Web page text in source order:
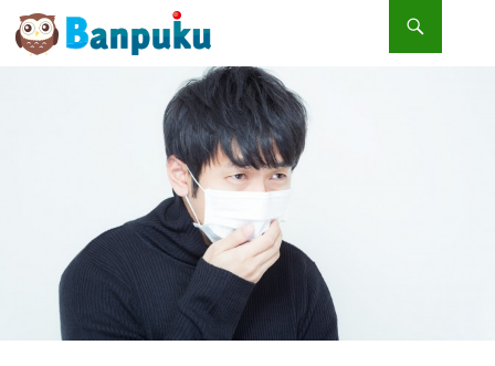
NK細胞ってなんだ！？10人に1人は風邪が引きやすい？
検索
コンテンツへスキップ